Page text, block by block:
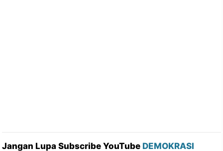
Jangan Lupa Subscribe YouTube DEMOKRASI